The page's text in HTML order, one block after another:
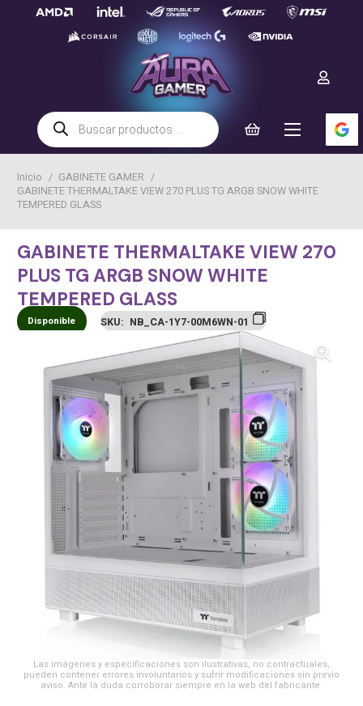
Búsqueda
de
productos
Inicio / GABINETE GAMER /
GABINETE THERMALTAKE VIEW 270 PLUS TG ARGB SNOW WHITE
TEMPERED GLASS
GABINETE THERMALTAKE VIEW 270
PLUS TG ARGB SNOW WHITE
TEMPERED GLASS
Disponible SKU: NB_CA-1Y7-00M6WN-01
Las imágenes y especificaciones son ilustrativas, no contractuales,
pueden contener errores involuntarios y sufrir modificaciones sin previo
aviso. Ante la duda corroborar siempre en la web del fabricante.